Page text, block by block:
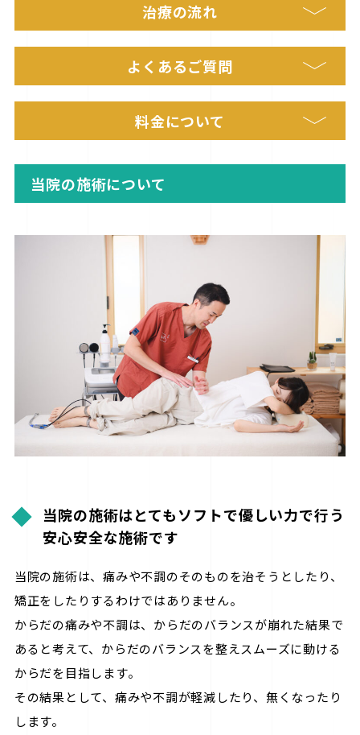
治療の流れ
よくあるご質問
料金について
当院の施術について
当院の施術はとてもソフトで優しい力で行う
安心安全な施術です
当院の施術は、痛みや不調のそのものを治そうとしたり、
矯正をしたりするわけではありません。
からだの痛みや不調は、からだのバランスが崩れた結果で
あると考えて、からだのバランスを整えスムーズに動ける
からだを目指します。
その結果として、痛みや不調が軽減したり、無くなったり
します。